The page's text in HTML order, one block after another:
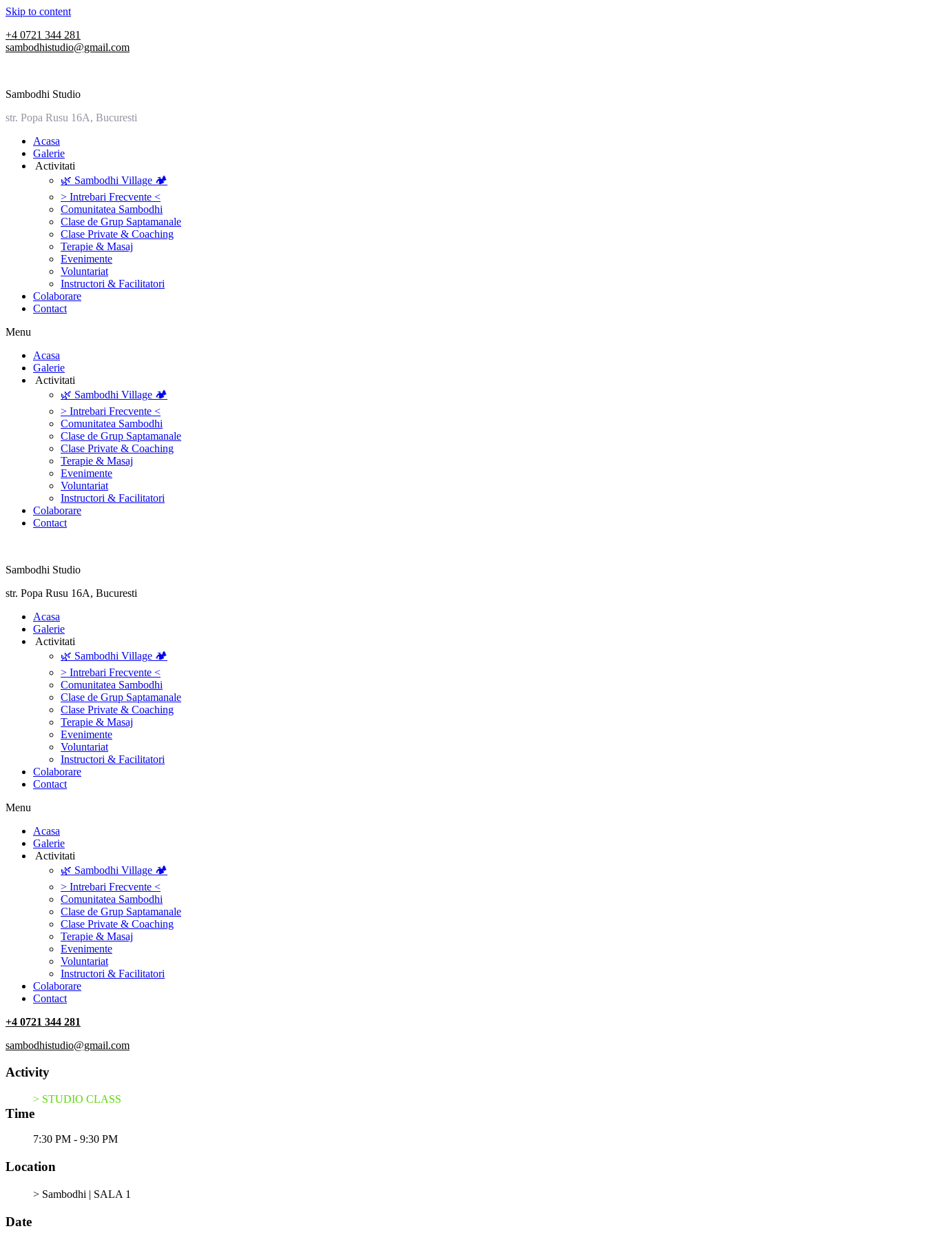
Skip to content
+4 0721 344 281
sambodhistudio@gmail.com
Sambodhi Studio
str. Popa Rusu 16A, Bucuresti
‎Acasa
Galerie
‎ ‎Activitati‎
🌿 Sambodhi Village 🏕️
> Intrebari Frecvente <
Comunitatea Sambodhi
Clase de Grup Saptamanale
Clase Private & Coaching
Terapie & Masaj
‎Evenimente
Voluntariat
‏‏‎Instructori & Facilitatori
Colaborare
Contact
Menu
‎Acasa
Galerie
‎ ‎Activitati‎
🌿 Sambodhi Village 🏕️
> Intrebari Frecvente <
Comunitatea Sambodhi
Clase de Grup Saptamanale
Clase Private & Coaching
Terapie & Masaj
‎Evenimente
Voluntariat
‏‏‎Instructori & Facilitatori
Colaborare
Contact
Sambodhi Studio
str. Popa Rusu 16A, Bucuresti
‎Acasa
Galerie
‎ ‎Activitati‎
🌿 Sambodhi Village 🏕️
> Intrebari Frecvente <
Comunitatea Sambodhi
Clase de Grup Saptamanale
Clase Private & Coaching
Terapie & Masaj
‎Evenimente
Voluntariat
‏‏‎Instructori & Facilitatori
Colaborare
Contact
Menu
‎Acasa
Galerie
‎ ‎Activitati‎
🌿 Sambodhi Village 🏕️
> Intrebari Frecvente <
Comunitatea Sambodhi
Clase de Grup Saptamanale
Clase Private & Coaching
Terapie & Masaj
‎Evenimente
Voluntariat
‏‏‎Instructori & Facilitatori
Colaborare
Contact
+4 0721 344 281
sambodhistudio@gmail.com
Activity
> STUDIO CLASS
Time
7:30 PM - 9:30 PM
Location
> Sambodhi | SALA 1
Date